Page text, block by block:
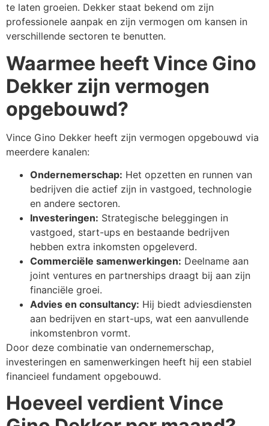
te laten groeien. Dekker staat bekend om zijn
professionele aanpak en zijn vermogen om kansen in
verschillende sectoren te benutten.
Waarmee heeft Vince Gino
Dekker zijn vermogen
opgebouwd?
Vince Gino Dekker heeft zijn vermogen opgebouwd via
meerdere kanalen:
Ondernemerschap: Het opzetten en runnen van
bedrijven die actief zijn in vastgoed, technologie
en andere sectoren.
Investeringen: Strategische beleggingen in
vastgoed, start-ups en bestaande bedrijven
hebben extra inkomsten opgeleverd.
Commerciële samenwerkingen: Deelname aan
joint ventures en partnerships draagt bij aan zijn
financiële groei.
Advies en consultancy: Hij biedt adviesdiensten
aan bedrijven en start-ups, wat een aanvullende
inkomstenbron vormt.
Door deze combinatie van ondernemerschap,
investeringen en samenwerkingen heeft hij een stabiel
financieel fundament opgebouwd.
Hoeveel verdient Vince